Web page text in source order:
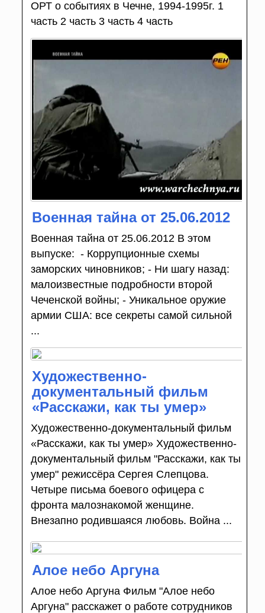
ОРТ о событиях в Чечне, 1994-1995г. 1
часть 2 часть 3 часть 4 часть
Военная тайна от 25.06.2012
Военная тайна от 25.06.2012 В этом
выпуске: - Коррупционные схемы
заморских чиновников; - Ни шагу назад:
малоизвестные подробности второй
Чеченской войны; - Уникальное оружие
армии США: все секреты самой сильной
...
Художественно-
документальный фильм
«Расскажи, как ты умер»
Художественно-документальный фильм
«Расскажи, как ты умер» Художественно-
документальный фильм "Расскажи, как ты
умер" режиссёра Сергея Слепцова.
Четыре письма боевого офицера с
фронта малознакомой женщине.
Внезапно родившаяся любовь. Война ...
Алое небо Аргуна
Алое небо Аргуна Фильм "Алое небо
Аргуна" расскажет о работе сотрудников